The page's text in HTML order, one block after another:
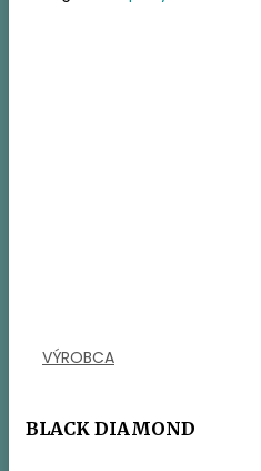
VÝROBCA
BLACK DIAMOND